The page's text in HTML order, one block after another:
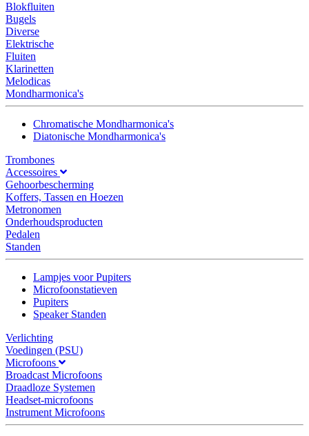
Blokfluiten
Bugels
Diverse
Elektrische
Fluiten
Klarinetten
Melodicas
Mondharmonica's
Chromatische Mondharmonica's
Diatonische Mondharmonica's
Trombones
Accessoires
Gehoorbescherming
Koffers, Tassen en Hoezen
Metronomen
Onderhoudsproducten
Pedalen
Standen
Lampjes voor Pupiters
Microfoonstatieven
Pupiters
Speaker Standen
Verlichting
Voedingen (PSU)
Microfoons
Broadcast Microfoons
Draadloze Systemen
Headset-microfoons
Instrument Microfoons